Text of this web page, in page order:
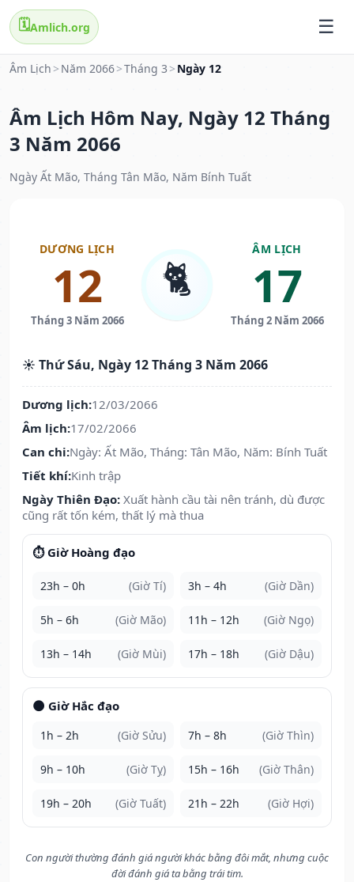
🗓️Amlich.org
Âm Lịch > Năm 2066>Tháng 3 > Ngày 12
Âm Lịch Hôm Nay, Ngày 12 Tháng
3 Năm 2066
Ngày Ất Mão, Tháng Tân Mão, Năm Bính Tuất
DƯƠNG LỊCH
12
Tháng 3 Năm 2066
🐈
ÂM LỊCH
17
Tháng 2 Năm 2066
☀️ Thứ Sáu, Ngày 12 Tháng 3 Năm 2066
Dương lịch:12/03/2066
Âm lịch:17/02/2066
Can chi:Ngày: Ất Mão, Tháng: Tân Mão, Năm: Bính Tuất
Tiết khí:Kinh trập
Ngày Thiên Đạo: Xuất hành cầu tài nên tránh, dù được
cũng rất tốn kém, thất lý mà thua
⏱️ Giờ Hoàng đạo
23h – 0h (Giờ Tí) 3h – 4h (Giờ Dần)
5h – 6h (Giờ Mão) 11h – 12h (Giờ Ngọ)
13h – 14h (Giờ Mùi) 17h – 18h (Giờ Dậu)
🌑 Giờ Hắc đạo
1h – 2h (Giờ Sửu) 7h – 8h (Giờ Thìn)
9h – 10h (Giờ Tỵ) 15h – 16h (Giờ Thân)
19h – 20h (Giờ Tuất) 21h – 22h (Giờ Hợi)
Con người thường đánh giá người khác bằng đôi mắt, nhưng cuộc
đời đánh giá ta bằng trái tim.